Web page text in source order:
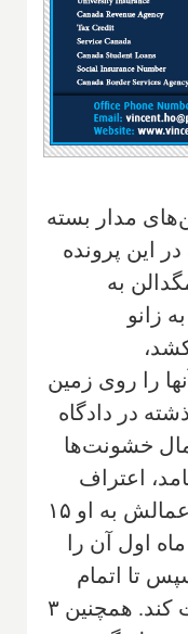
مدار بسته
این پرونده
به
زانو
را روی زمین
در دادگاه
خشونت‌ها
‌اعتراف
کرد. قاضی دادگاه برای این اعمالش به او ۱۵
ماه حبس مشروط داده که ۷ ماه اول آن را
تا اتمام
این دوره ‌باید در جامعه خدمت کند.‌‌ همچنین ۳